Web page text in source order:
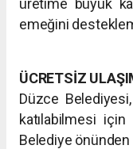
üretime büyük
emeğini
ÜCRETSİZ
Düzce
katılabilmesi için
Belediye önünden